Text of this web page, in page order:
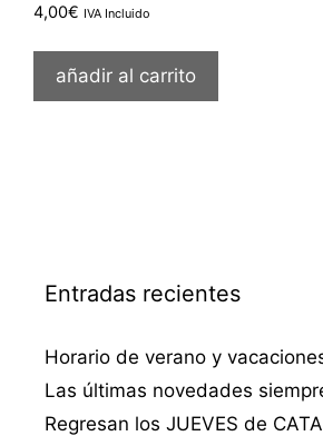
4,00€ IVA Incluido
añadir al carrito
Entradas recientes
Horario de verano y
Las últimas novedades
Regresan los JUEVES de